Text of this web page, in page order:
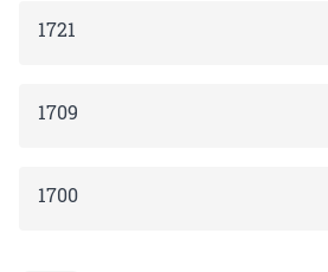
1721
1709
1700